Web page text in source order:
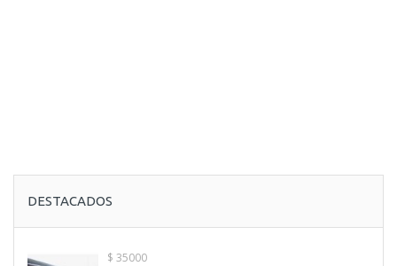
DESTACADOS
$ 35000